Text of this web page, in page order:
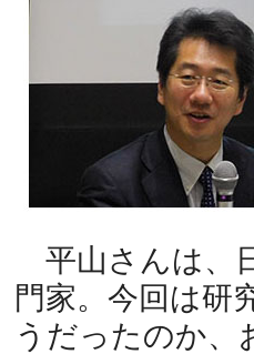
平山さんは、
門家。今回は研
うだったのか、